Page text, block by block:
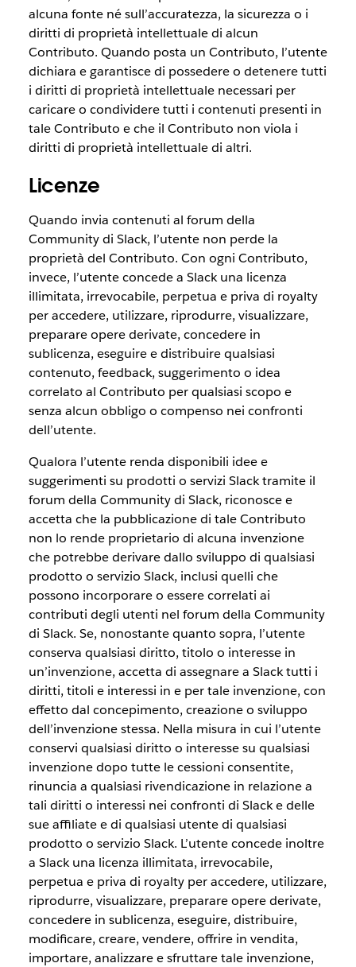
alcuna fonte né sull’accuratezza, la sicurezza o i
diritti di proprietà intellettuale di alcun
Contributo. Quando posta un Contributo, l’utente
dichiara e garantisce di possedere o detenere tutti
i diritti di proprietà intellettuale necessari per
caricare o condividere tutti i contenuti presenti in
tale Contributo e che il Contributo non viola i
diritti di proprietà intellettuale di altri.
Licenze
Quando invia contenuti al forum della
Community di Slack, l’utente non perde la
proprietà del Contributo. Con ogni Contributo,
invece, l’utente concede a Slack una licenza
illimitata, irrevocabile, perpetua e priva di royalty
per accedere, utilizzare, riprodurre, visualizzare,
preparare opere derivate, concedere in
sublicenza, eseguire e distribuire qualsiasi
contenuto, feedback, suggerimento o idea
correlato al Contributo per qualsiasi scopo e
senza alcun obbligo o compenso nei confronti
dell’utente.
Qualora l’utente renda disponibili idee e
suggerimenti su prodotti o servizi Slack tramite il
forum della Community di Slack, riconosce e
accetta che la pubblicazione di tale Contributo
non lo rende proprietario di alcuna invenzione
che potrebbe derivare dallo sviluppo di qualsiasi
prodotto o servizio Slack, inclusi quelli che
possono incorporare o essere correlati ai
contributi degli utenti nel forum della Community
di Slack. Se, nonostante quanto sopra, l’utente
conserva qualsiasi diritto, titolo o interesse in
un’invenzione, accetta di assegnare a Slack tutti i
diritti, titoli e interessi in e per tale invenzione, con
effetto dal concepimento, creazione o sviluppo
dell’invenzione stessa. Nella misura in cui l’utente
conservi qualsiasi diritto o interesse su qualsiasi
invenzione dopo tutte le cessioni consentite,
rinuncia a qualsiasi rivendicazione in relazione a
tali diritti o interessi nei confronti di Slack e delle
sue affiliate e di qualsiasi utente di qualsiasi
prodotto o servizio Slack. L’utente concede inoltre
a Slack una licenza illimitata, irrevocabile,
perpetua e priva di royalty per accedere, utilizzare,
riprodurre, visualizzare, preparare opere derivate,
concedere in sublicenza, eseguire, distribuire,
modificare, creare, vendere, offrire in vendita,
importare, analizzare e sfruttare tale invenzione,